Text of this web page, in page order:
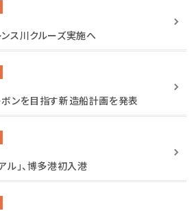
ンス川クルーズ実施へ
ボンを目指す新造船計画を発表
ル」、博多港初入港